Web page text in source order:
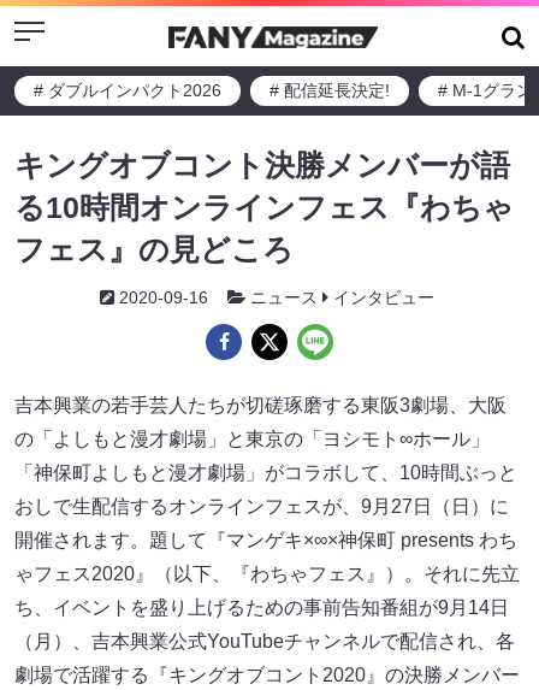
Menu
# ダブルインパクト2026 # 配信延長決定! # M-1グラン
キングオブコント決勝メンバーが語
る10時間オンラインフェス『わちゃ
フェス』の見どころ
2020-09-16 ニュース インタビュー
吉本興業の若手芸人たちが切磋琢磨する東阪3劇場、大阪
の「よしもと漫才劇場」と東京の「ヨシモト∞ホール」
「神保町よしもと漫才劇場」がコラボして、10時間ぶっと
おしで生配信するオンラインフェスが、9月27日（日）に
開催されます。題して『マンゲキ×∞×神保町 presents わち
ゃフェス2020』（以下、『わちゃフェス』）。それに先立
ち、イベントを盛り上げるための事前告知番組が9月14日
（月）、吉本興業公式YouTubeチャンネルで配信され、各
劇場で活躍する『キングオブコント2020』の決勝メンバー